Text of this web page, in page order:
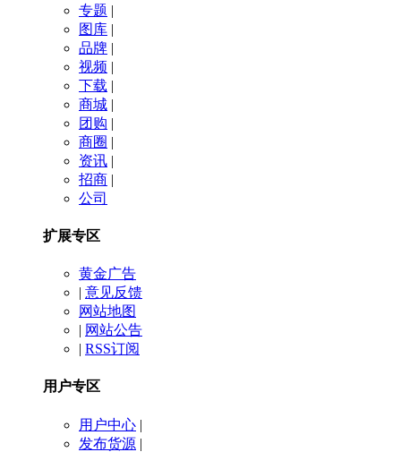
专题 |
图库 |
品牌 |
视频 |
下载 |
商城 |
团购 |
商圈 |
资讯 |
招商 |
公司
扩展专区
黄金广告
| 意见反馈
网站地图
| 网站公告
| RSS订阅
用户专区
用户中心 |
发布货源 |